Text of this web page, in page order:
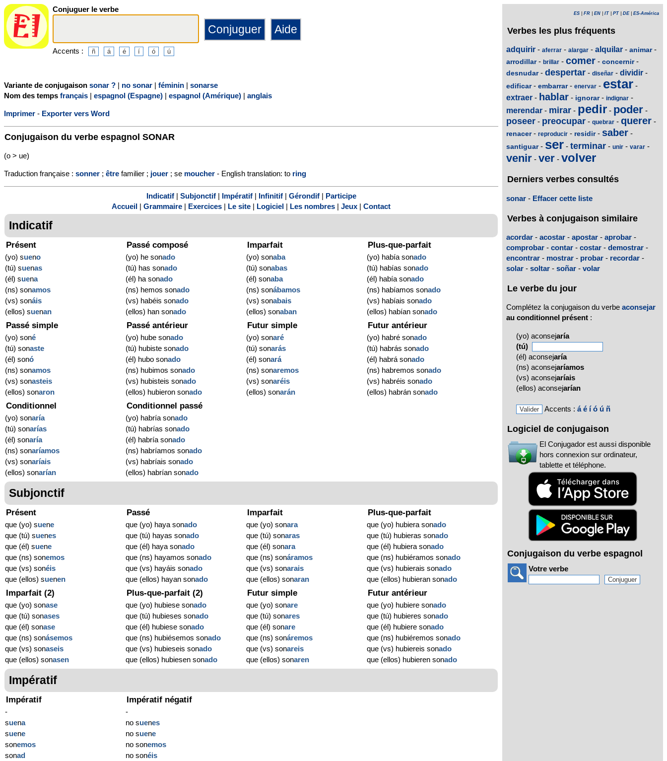
Conjuguer le verbe
Accents :
Variante de conjugaison sonar ? | no sonar | féminin | sonarse
Nom des temps français | espagnol (Espagne) | espagnol (Amérique) | anglais
Imprimer - Exporter vers Word
Conjugaison du verbe espagnol SONAR
(o > ue)
Traduction française : sonner ; être familier ; jouer ; se moucher - English translation: to ring
Indicatif| Subjonctif| Impératif| Infinitif| Gérondif| Participe
Accueil | Grammaire | Exercices | Le site | Logiciel | Les nombres | Jeux | Contact
Indicatif
Présent
(yo) sueno
(tú) suenas
(él) suena
(ns) sonamos
(vs) sonáis
(ellos) suenan
Passé composé
(yo) he sonado
(tú) has sonado
(él) ha sonado
(ns) hemos sonado
(vs) habéis sonado
(ellos) han sonado
Imparfait
(yo) sonaba
(tú) sonabas
(él) sonaba
(ns) sonábamos
(vs) sonabais
(ellos) sonaban
Plus-que-parfait
(yo) había sonado
(tú) habías sonado
(él) había sonado
(ns) habíamos sonado
(vs) habíais sonado
(ellos) habían sonado
Passé simple
(yo) soné
(tú) sonaste
(él) sonó
(ns) sonamos
(vs) sonasteis
(ellos) sonaron
Passé antérieur
(yo) hube sonado
(tú) hubiste sonado
(él) hubo sonado
(ns) hubimos sonado
(vs) hubisteis sonado
(ellos) hubieron sonado
Futur simple
(yo) sonaré
(tú) sonarás
(él) sonará
(ns) sonaremos
(vs) sonaréis
(ellos) sonarán
Futur antérieur
(yo) habré sonado
(tú) habrás sonado
(él) habrá sonado
(ns) habremos sonado
(vs) habréis sonado
(ellos) habrán sonado
Conditionnel
(yo) sonaría
(tú) sonarías
(él) sonaría
(ns) sonaríamos
(vs) sonaríais
(ellos) sonarían
Conditionnel passé
(yo) habría sonado
(tú) habrías sonado
(él) habría sonado
(ns) habríamos sonado
(vs) habríais sonado
(ellos) habrían sonado
Subjonctif
Présent
que (yo) suene
que (tú) suenes
que (él) suene
que (ns) sonemos
que (vs) sonéis
que (ellos) suenen
Passé
que (yo) haya sonado
que (tú) hayas sonado
que (él) haya sonado
que (ns) hayamos sonado
que (vs) hayáis sonado
que (ellos) hayan sonado
Imparfait
que (yo) sonara
que (tú) sonaras
que (él) sonara
que (ns) sonáramos
que (vs) sonarais
que (ellos) sonaran
Plus-que-parfait
que (yo) hubiera sonado
que (tú) hubieras sonado
que (él) hubiera sonado
que (ns) hubiéramos sonado
que (vs) hubierais sonado
que (ellos) hubieran sonado
Imparfait (2)
que (yo) sonase
que (tú) sonases
que (él) sonase
que (ns) sonásemos
que (vs) sonaseis
que (ellos) sonasen
Plus-que-parfait (2)
que (yo) hubiese sonado
que (tú) hubieses sonado
que (él) hubiese sonado
que (ns) hubiésemos sonado
que (vs) hubieseis sonado
que (ellos) hubiesen sonado
Futur simple
que (yo) sonare
que (tú) sonares
que (él) sonare
que (ns) sonáremos
que (vs) sonareis
que (ellos) sonaren
Futur antérieur
que (yo) hubiere sonado
que (tú) hubieres sonado
que (él) hubiere sonado
que (ns) hubiéremos sonado
que (vs) hubiereis sonado
que (ellos) hubieren sonado
Impératif
Impératif
-
suena
suene
sonemos
sonad
Impératif négatif
-
no suenes
no suene
no sonemos
no sonéis
ES FR EN IT PT DE| ES-América
Verbes les plus fréquents
adquirir - aferrar - alargar - alquilar - animar-
arrodillar- brillar - comer - concernir-
desnudar- despertar - diseñar - dividir -
edificar- embarrar- enervar - estar -
extraer - hablar - ignorar- indignar -
merendar - mirar - pedir - poder -
poseer - preocupar - quebrar - querer -
renacer- reproducir - residir- saber -
santiguar- ser - terminar - unir - varar -
venir - ver - volver
Derniers verbes consultés
sonar - Effacer cette liste
Verbes à conjugaison similaire
acordar - acostar - apostar - aprobar -
comprobar - contar - costar - demostrar -
encontrar - mostrar - probar - recordar -
solar - soltar - soñar - volar
Le verbe du jour
Complétez la conjugaison du verbe aconsejar
au conditionnel présent :
(yo) aconsejaría
(tú)
(él) aconsejaría
(ns) aconsejaríamos
(vs) aconsejaríais
(ellos) aconsejarían
Accents : á é í ó ú ñ
Logiciel de conjugaison
El Conjugador est aussi disponible
hors connexion sur ordinateur,
tablette et téléphone.
Conjugaison du verbe espagnol
Votre verbe